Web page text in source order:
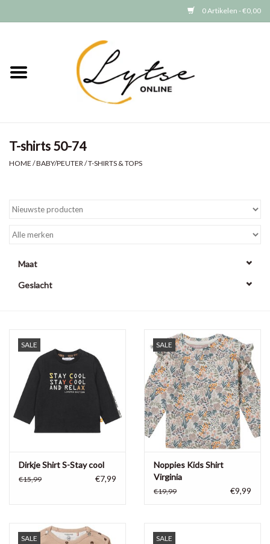
0 Artikelen - €0,00
Meisjes
T-shirts 50-74
HOME /BABY/PEUTER /T-SHIRTS & TOPS
Maat
Geslacht
SALE
Dirkje Shirt S-Stay cool
€15,99 €7,99
SALE
Noppies Kids Shirt
Virginia
€19,99 €9,99
SALE SALE